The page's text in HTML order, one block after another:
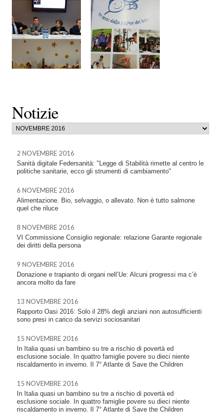
Notizie
2 NOVEMBRE 2016
Sanità digitale Federsanità: "Legge di Stabilità rimette al centro le
politiche sanitarie, ecco gli strumenti di cambiamento"
6 NOVEMBRE 2016
Alimentazione. Bio, selvaggio, o allevato. Non è tutto salmone
quel che riluce
8 NOVEMBRE 2016
VI Commissione Consiglio regionale: relazione Garante regionale
dei diritti della persona
9 NOVEMBRE 2016
Donazione e trapianto di organi nell’Ue: Alcuni progressi ma c’è
ancora molto da fare
13 NOVEMBRE 2016
Rapporto Oasi 2016: Solo il 28% degli anziani non autosufficienti
sono presi in carico da servizi sociosanitari
15 NOVEMBRE 2016
In Italia quasi un bambino su tre a rischio di povertà ed
esclusione sociale. In quattro famiglie povere su dieci niente
riscaldamento in inverno. Il 7° Atlante di Save the Children
15 NOVEMBRE 2016
In Italia quasi un bambino su tre a rischio di povertà ed
esclusione sociale. In quattro famiglie povere su dieci niente
riscaldamento in inverno. Il 7° Atlante di Save the Children